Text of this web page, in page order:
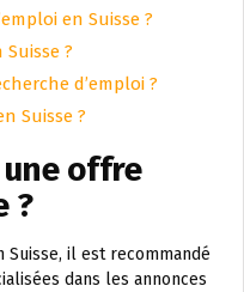
en Suisse ?
?
d’emploi ?
Suisse ?
offre
?
il est recommandé
dans les annonces